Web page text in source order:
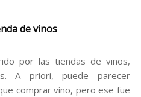
de vinos
por las tiendas de vinos,
A priori, puede parecer
comprar vino, pero ese fue